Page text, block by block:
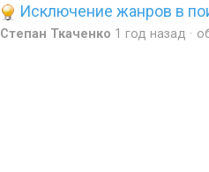
Исключение жанров в
Степан Ткаченко 1 год назад